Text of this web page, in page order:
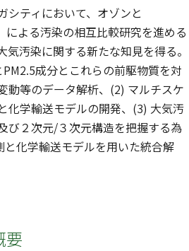
シティにおいて、オゾンと
による汚染の相互比較研究を進める
気汚染に関する新たな知見を得る。
成分とこれらの前駆物質を対
動等のデータ解析、(2) マルチスケ
化学輸送モデルの開発、(3) 大気汚
び２次元/３次元構造を把握する為
化学輸送モデルを用いた統合解
要